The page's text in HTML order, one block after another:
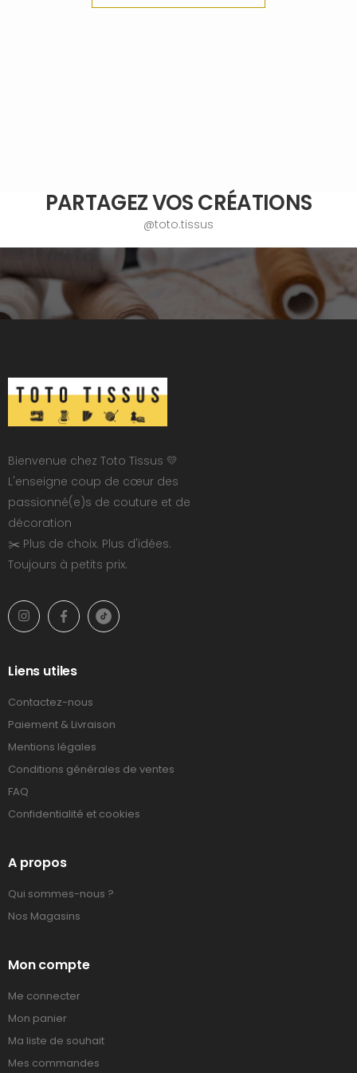
PARTAGEZ VOS CRÉATIONS
@toto.tissus
Bienvenue chez Toto Tissus 💛
L'enseigne coup de cœur des
passionné(e)s de couture et de
décoration
✂️ Plus de choix. Plus d'idées.
Toujours à petits prix.
Liens utiles
Contactez-nous
Paiement & Livraison
Mentions légales
Conditions générales de ventes
FAQ
Confidentialité et cookies
A propos
Qui sommes-nous ?
Nos Magasins
Mon compte
Me connecter
Mon panier
Ma liste de souhait
Mes commandes